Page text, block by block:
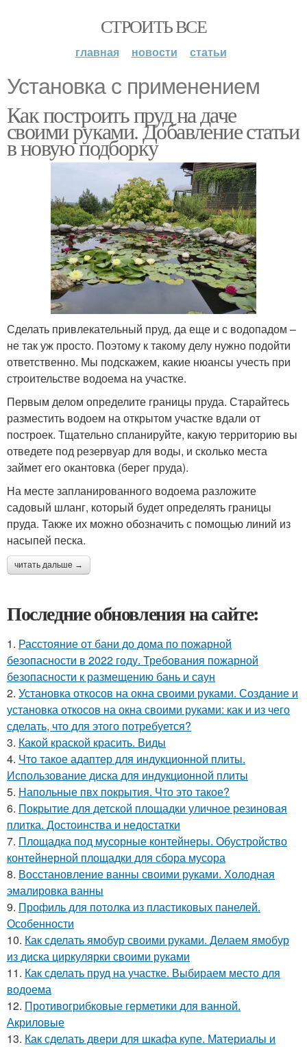
СТРОИТЬ ВСЕ
главная новости статьи
Установка с применением
Как построить пруд на даче
своими руками. Добавление статьи
в новую подборку
Сделать привлекательный пруд, да еще и с водопадом –
не так уж просто. Поэтому к такому делу нужно подойти
ответственно. Мы подскажем, какие нюансы учесть при
строительстве водоема на участке.
Первым делом определите границы пруда. Старайтесь
разместить водоем на открытом участке вдали от
построек. Тщательно спланируйте, какую территорию вы
отведете под резервуар для воды, и сколько места
займет его окантовка (берег пруда).
На месте запланированного водоема разложите
садовый шланг, который будет определять границы
пруда. Также их можно обозначить с помощью линий из
насыпей песка.
читать дальше →
Последние обновления на сайте:
1. Расстояние от бани до дома по пожарной
безопасности в 2022 году. Требования пожарной
безопасности к размещению бань и саун
2. Установка откосов на окна своими руками. Создание и
установка откосов на окна своими руками: как и из чего
сделать, что для этого потребуется?
3. Какой краской красить. Виды
4. Что такое адаптер для индукционной плиты.
Использование диска для индукционной плиты
5. Напольные пвх покрытия. Что это такое?
6. Покрытие для детской площадки уличное резиновая
плитка. Достоинства и недостатки
7. Площадка под мусорные контейнеры. Обустройство
контейнерной площадки для сбора мусора
8. Восстановление ванны своими руками. Холодная
эмалировка ванны
9. Профиль для потолка из пластиковых панелей.
Особенности
10. Как сделать ямобур своими руками. Делаем ямобур
из диска циркулярки своими руками
11. Как сделать пруд на участке. Выбираем место для
водоема
12. Противогрибковые герметики для ванной.
Акриловые
13. Как сделать двери для шкафа купе. Материалы и